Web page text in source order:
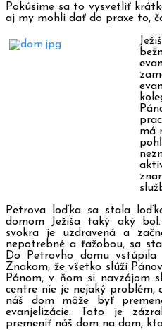
Pokúsime sa to vysvetliť
aj my mohli dať do praxe to,
má
Petrova loďka sa stala
domom Ježiša taký aký
svokra je uzdravená a
nepotrebné a ťažobou, sa
Do Petrovho domu
Znakom, že všetko slúži
Pánom, v ňom si navzájom
centre nie je nejaký problém,
náš dom môže byť
evanjelizácie. Toto je
premeniť náš dom na dom,